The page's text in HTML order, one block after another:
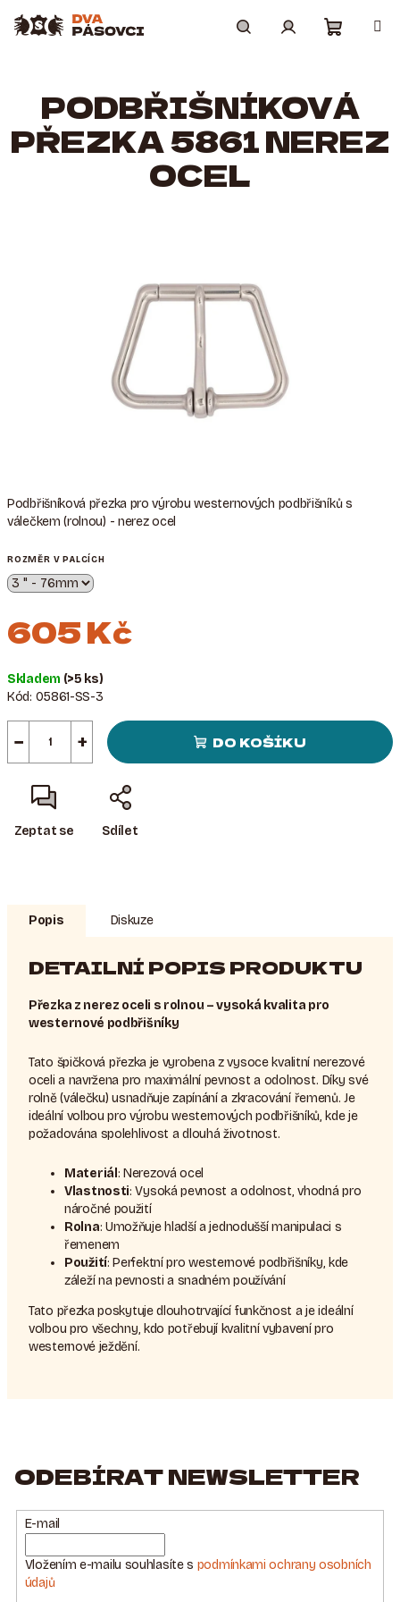
košík
Podbřišníková přezka pro výrobu westernových podbřišníků s
válečkem (rolnou) - nerez ocel
ROZMĚR V PALCÍCH
605 Kč
cena:
Skladem (>5 ks)
Kód: 05861-SS-3
+
− DO KOŠÍKU
Zeptat se Sdílet
PODBŘIŠNÍKOVÁ
PŘEZKA 5861 NEREZ
OCEL
Popis Diskuze
DETAILNÍ POPIS PRODUKTU
Přezka z nerez oceli s rolnou – vysoká kvalita pro
westernové podbřišníky
Tato špičková přezka je vyrobena z vysoce kvalitní nerezové
oceli a navržena pro maximální pevnost a odolnost. Díky své
rolně (válečku) usnadňuje zapínání a zkracování řemenů. Je
ideální volbou pro výrobu westernových podbřišníků, kde je
požadována spolehlivost a dlouhá životnost.
Materiál : Nerezová ocel
Vlastnosti: Vysoká pevnost a odolnost, vhodná pro
náročné použití
Rolna: Umožňuje hladší a jednodušší manipulaci s
řemenem
Použití: Perfektní pro westernové podbřišníky, kde
záleží na pevnosti a snadném používání
Tato přezka poskytuje dlouhotrvající funkčnost a je ideální
volbou pro všechny, kdo potřebují kvalitní vybavení pro
westernové ježdění.
ODEBÍRAT NEWSLETTER
E-mail
Vložením e-mailu souhlasíte s podmínkami ochrany osobních
údajů